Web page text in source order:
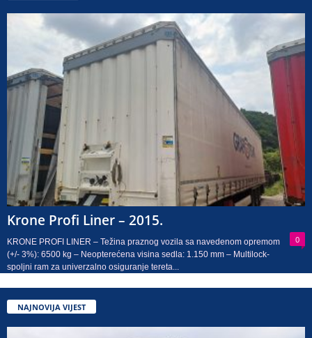
Krone Profi Liner – 2015.
0
KRONE PROFI LINER – Težina praznog vozila sa navedenom opremom
(+/- 3%): 6500 kg – Neopterećena visina sedla: 1.150 mm – Multilock-
spoljni ram za univerzalno osiguranje tereta...
NAJNOVIJA VIJEST